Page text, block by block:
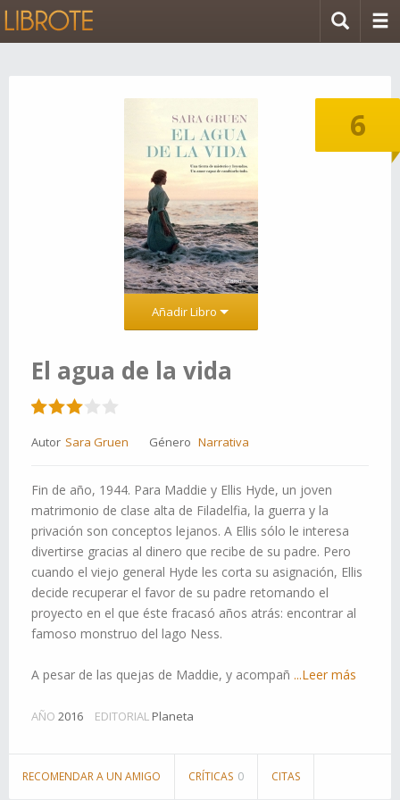
6
Añadir Libro
El agua de la vida
Autor Sara Gruen Género Narrativa
Fin de año, 1944. Para Maddie y Ellis Hyde, un joven
matrimonio de clase alta de Filadelfia, la guerra y la
privación son conceptos lejanos. A Ellis sólo le interesa
divertirse gracias al dinero que recibe de su padre. Pero
cuando el viejo general Hyde les corta su asignación, Ellis
decide recuperar el favor de su padre retomando el
proyecto en el que éste fracasó años atrás: encontrar al
famoso monstruo del lago Ness.
A pesar de las quejas de Maddie, y acompañ ...Leer más
AÑO 2016 EDITORIAL Planeta
RECOMENDAR A UN AMIGO CRÍTICAS 0 CITAS